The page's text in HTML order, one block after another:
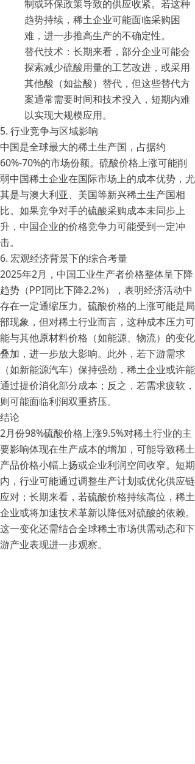
制或环保政策导致的供应收紧。若这种
趋势持续，稀土企业可能面临采购困
难，进一步推高生产的不确定性。
替代技术：长期来看，部分企业可能会
探索减少硫酸用量的工艺改进，或采用
其他酸（如盐酸）替代，但这些替代方
案通常需要时间和技术投入，短期内难
以实现大规模应用。
5. 行业竞争与区域影响
中国是全球最大的稀土生产国，占据约
60%-70%的市场份额。硫酸价格上涨可能削
弱中国稀土企业在国际市场上的成本优势，尤
其是与澳大利亚、美国等新兴稀土生产国相
比。如果竞争对手的硫酸采购成本未同步上
升，中国企业的价格竞争力可能受到一定冲
击。
6. 宏观经济背景下的综合考量
2025年2月，中国工业生产者价格整体呈下降
趋势（PPI同比下降2.2%），表明经济活动中
存在一定通缩压力。硫酸价格的上涨可能是局
部现象，但对稀土行业而言，这种成本压力可
能与其他原材料价格（如能源、物流）的变化
叠加，进一步放大影响。此外，若下游需求
（如新能源汽车）保持强劲，稀土企业或许能
通过提价消化部分成本；反之，若需求疲软，
则可能面临利润双重挤压。
结论
2月份98%硫酸价格上涨9.5%对稀土行业的主
要影响体现在生产成本的增加，可能导致稀土
产品价格小幅上扬或企业利润空间收窄。短期
内，行业可能通过调整生产计划或优化供应链
应对；长期来看，若硫酸价格持续高位，稀土
企业或将加速技术革新以降低对硫酸的依赖。
这一变化还需结合全球稀土市场供需动态和下
游产业表现进一步观察。